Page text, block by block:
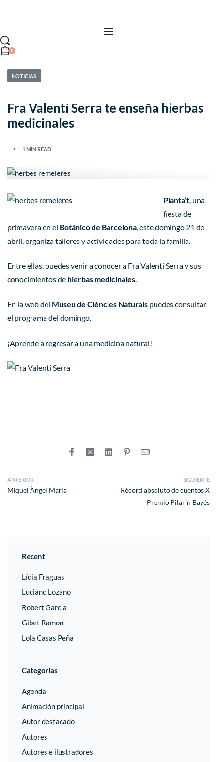
0
NOTICIAS
Fra Valentí Serra te enseña hierbas
medicinales
1 MIN READ
Planta’t , una
fiesta de
primavera en el Botánico de Barcelona , este domingo 21 de
abril, organiza talleres y actividades para toda la familia.
Entre ellas, puedes venir a conocer a Fra Valentí Serray sus
conocimientos de hierbas medicinales.
En la web del Museu de Ciències Naturals puedes consultar
el programa del domingo.
¡Aprende a regresar a una medicina natural!
ANTERIOR
Miquel Àngel Maria
SIGUIENTE
Récord absoluto de cuentos X
Premio Pilarín Bayés
Recent
Lídia Fraguas
Luciano Lozano
Robert Garcia
Gibet Ramon
Lola Casas Peña
Categorías
Agenda
Animación principal
Autor destacado
Autores
Autores e ilustradores